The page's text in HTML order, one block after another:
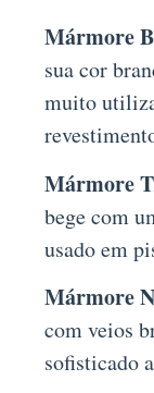
Mármore
sua cor
muito
Mármore
bege com
usado em
Mármore
com veios
sofisticado